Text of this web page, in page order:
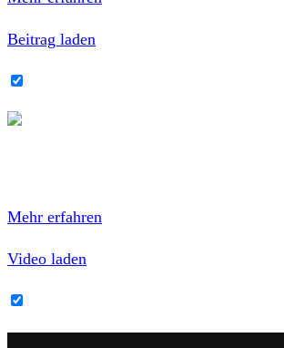
Beitrag laden
Mehr erfahren
Video laden